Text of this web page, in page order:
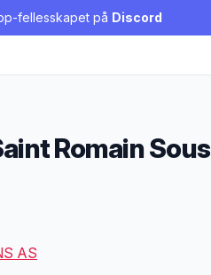
fellesskapet på Discord
Romain Sous
AS